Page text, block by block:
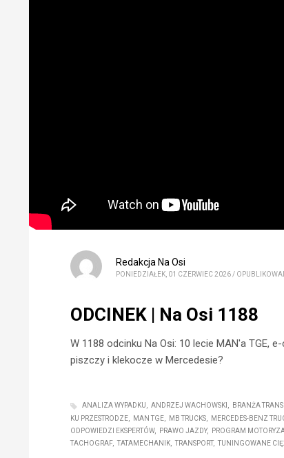
Redakcja Na Osi
PONIEDZIAŁEK, 01 CZERWIEC 2026/
ODCINEK | Na Osi 1188
W 1188 odcinku Na Osi: 10 lecie MAN'a TGE,
piszczy i klekocze w Mercedesie?
ANALIZA WYPADKU ANDRZEJ WACHOWSKI BRANŻA
KU PRZESTRODZE
MAN TGE MB TRUCKS MERCEDES-BENZ
ODPOWIEDZI EKSPERTÓW
PRAWO JAZDY PROGRAM
TACHOGRAF
TATAMECHANIK TRANSPORT TUNINGOWANE